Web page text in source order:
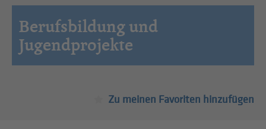
Berufsbildung und
Jugendprojekte
Zu meinen Favoriten hinzufügen